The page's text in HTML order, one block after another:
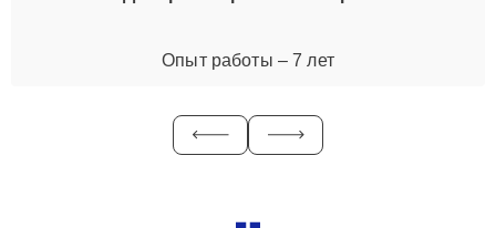
Опыт работы – 7 лет